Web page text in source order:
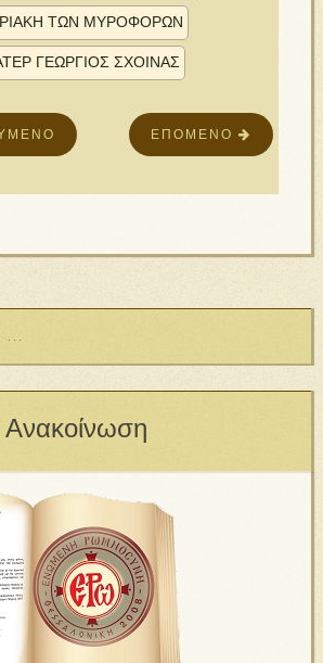
ΤΩΝ ΜΥΡΟΦΟΡΩΝ
ΓΕΩΡΓΙΟΣ ΣΧΟΙΝΑΣ
ΕΠΌΜΕΝΟ
Ανακοίνωση